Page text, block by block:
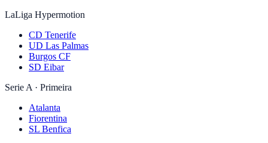
LaLiga Hypermotion
CD Tenerife
UD Las Palmas
Burgos CF
SD Eibar
Serie A · Primeira
Atalanta
Fiorentina
SL Benfica